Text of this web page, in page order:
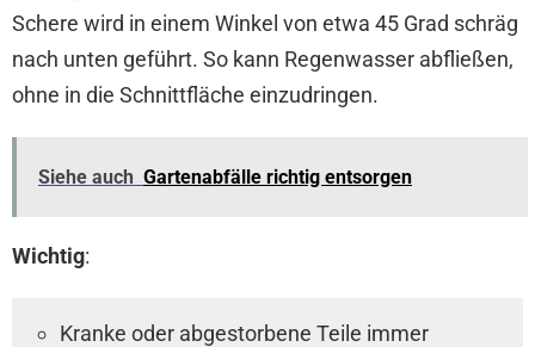
Schere wird in einem Winkel von etwa 45 Grad schräg
nach unten geführt. So kann Regenwasser abfließen,
ohne in die Schnittfläche einzudringen.
Siehe auch Gartenabfälle richtig entsorgen
Wichtig:
Kranke oder abgestorbene Teile immer